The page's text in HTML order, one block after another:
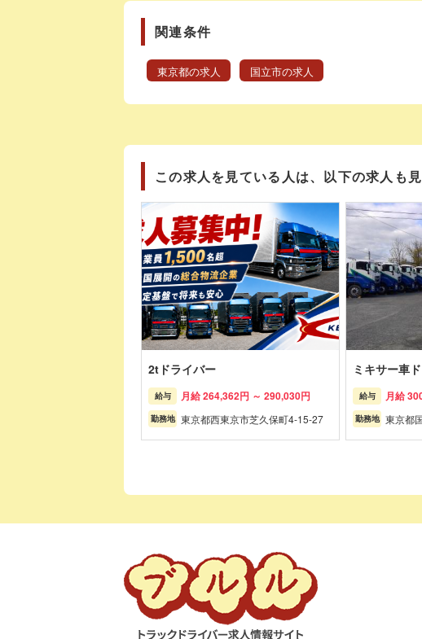
関連条件
東京都の求人 国立市の求人
この求人を見ている人は、以下の求人も
2tドライバー
給与 月給 264,362円 ～ 290,030円
勤務地 東京都西東京市芝久保町4-15-27
ミキサー車
給与 月給
勤務地 東京都